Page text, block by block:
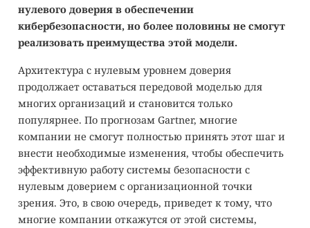
нулевого доверия в обеспечении
кибербезопасности, но более половины не смогут
реализовать преимущества этой модели.
Архитектура с нулевым уровнем доверия
продолжает оставаться передовой моделью для
многих организаций и становится только
популярнее. По прогнозам Gartner, многие
компании не смогут полностью принять этот шаг и
внести необходимые изменения, чтобы обеспечить
эффективную работу системы безопасности с
нулевым доверием с организационной точки
зрения. Это, в свою очередь, приведет к тому, что
многие компании откажутся от этой системы,